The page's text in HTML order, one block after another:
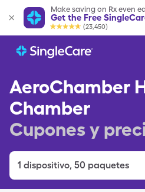
Make saving on Rx even
Get the Free
(23,450)
AeroChamber
Chamber
Cupones y
1 dispositivo, 50 paquetes